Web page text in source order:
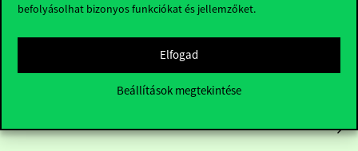
befolyásolhat bizonyos funkciókat és jellemzőket.
Elfogad
Beállítások megtekintése
Közérdekű adatok